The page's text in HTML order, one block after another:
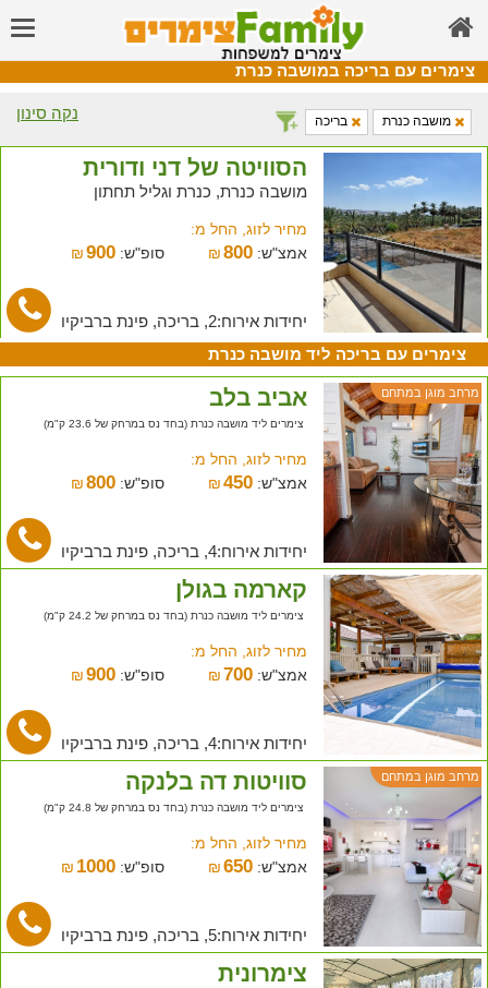
צימרים עם בריכה במושבה כנרת
נקה סינון מושבה כנרת בריכה
הסוויטה של דני ודורית
מושבה כנרת, כנרת וגליל תחתון
מחיר לזוג, החל מ:
אמצ"ש:
₪800 סופ"ש: ₪ 900
יחידות אירוח:2, בריכה, פינת ברביקיו
צימרים עם בריכה ליד מושבה כנרת
מרחב מוגן במתחם אביב בלב
צימרים ליד מושבה כנרת (בחד נס במרחק של 23.6 ק"מ)
מחיר לזוג, החל מ:
אמצ"ש:
₪450 סופ"ש: ₪ 800
יחידות אירוח:4, בריכה, פינת ברביקיו
קארמה בגולן
צימרים ליד מושבה כנרת (בחד נס במרחק של 24.2 ק"מ)
מחיר לזוג, החל מ:
אמצ"ש:
₪700 סופ"ש: ₪ 900
יחידות אירוח:4, בריכה, פינת ברביקיו
מרחב מוגן במתחם סוויטות דה בלנקה
צימרים ליד מושבה כנרת (בחד נס במרחק של 24.8 ק"מ)
מחיר לזוג, החל מ:
אמצ"ש:
₪650 סופ"ש: ₪ 1000
יחידות אירוח:5, בריכה, פינת ברביקיו
צימרונית